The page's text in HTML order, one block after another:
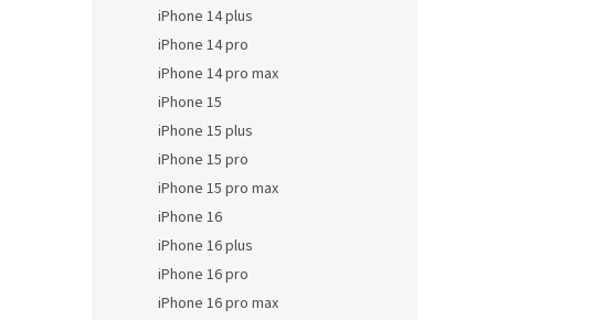
iPhone 14 plus
iPhone 14 pro
iPhone 14 pro max
iPhone 15
iPhone 15 plus
iPhone 15 pro
iPhone 15 pro max
iPhone 16
iPhone 16 plus
iPhone 16 pro
iPhone 16 pro max